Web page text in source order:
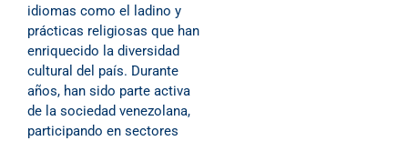
idiomas como el ladino y
prácticas religiosas que han
enriquecido la diversidad
cultural del país. Durante
años, han sido parte activa
de la sociedad venezolana,
participando en sectores